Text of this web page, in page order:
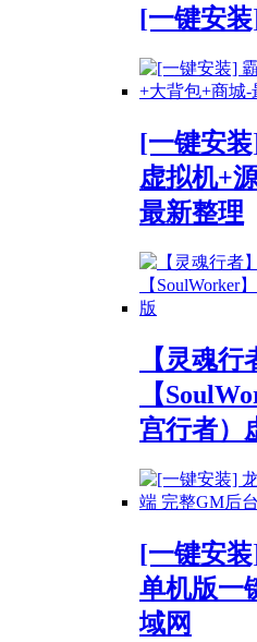
[一键安
[一键安
虚拟机+
最新整理
【灵魂行
【
宫行者）
[一键安
单机版一
域网